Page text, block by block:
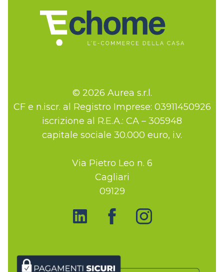
© 2026 Aurea s.r.l.
CF e n.iscr. al Registro Imprese: 03911450926
iscrizione al R.E.A.: CA – 305948
capitale sociale 30.000 euro, i.v.
Via Pietro Leo n. 6
Cagliari
09129